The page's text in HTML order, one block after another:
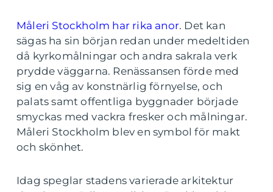
Måleri Stockholm har rika anor. Det kan
sägas ha sin början redan under medeltiden
då kyrkomålningar och andra sakrala verk
prydde väggarna. Renässansen förde med
sig en våg av konstnärlig förnyelse, och
palats samt offentliga byggnader började
smyckas med vackra fresker och målningar.
Måleri Stockholm blev en symbol för makt
och skönhet.
Idag speglar stadens varierade arkitektur